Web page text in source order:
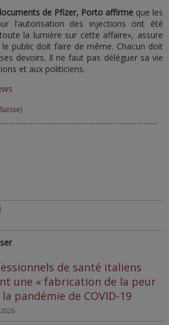
de Pfizer, Porto affirme que les
l’autorisation des injections ont été
la lumière sur cette affaire», assure
le public doit faire de même. Chacun doit
devoirs. Il ne faut pas déléguer sa vie
et aux politiciens.
de santé italiens
une « fabrication de la peur
pandémie de COVID-19